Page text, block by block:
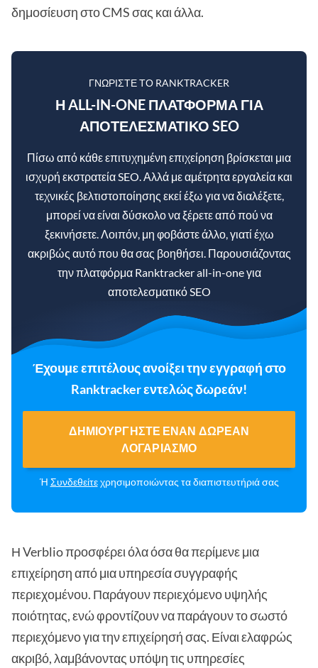
δημοσίευση στο CMS σας και άλλα.
ΓΝΩΡΊΣΤΕ ΤΟ RANKTRACKER
Η ALL-IN-ONE ΠΛΑΤΦΌΡΜΑ ΓΙΑ
ΑΠΟΤΕΛΕΣΜΑΤΙΚΌ SEO
Πίσω από κάθε επιτυχημένη επιχείρηση βρίσκεται μια
ισχυρή εκστρατεία SEO. Αλλά με αμέτρητα εργαλεία και
τεχνικές βελτιστοποίησης εκεί έξω για να διαλέξετε,
μπορεί να είναι δύσκολο να ξέρετε από πού να
ξεκινήσετε. Λοιπόν, μη φοβάστε άλλο, γιατί έχω
ακριβώς αυτό που θα σας βοηθήσει. Παρουσιάζοντας
την πλατφόρμα Ranktracker all-in-one για
αποτελεσματικό SEO
Έχουμε επιτέλους ανοίξει την εγγραφή στο
Ranktracker εντελώς δωρεάν!
ΔΗΜΙΟΥΡΓΉΣΤΕ ΈΝΑΝ ΔΩΡΕΆΝ
ΛΟΓΑΡΙΑΣΜΌ
Ή Συνδεθείτεχρησιμοποιώντας τα διαπιστευτήριά σας
Η Verblio προσφέρει όλα όσα θα περίμενε μια
επιχείρηση από μια υπηρεσία συγγραφής
περιεχομένου. Παράγουν περιεχόμενο υψηλής
ποιότητας, ενώ φροντίζουν να παράγουν το σωστό
περιεχόμενο για την επιχείρησή σας. Είναι ελαφρώς
ακριβό, λαμβάνοντας υπόψη τις υπηρεσίες